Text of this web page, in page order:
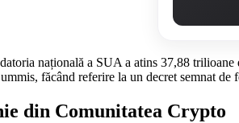
națională a SUA a atins 37,88
făcând referire la un decret semnat
din Comunitatea Crypto